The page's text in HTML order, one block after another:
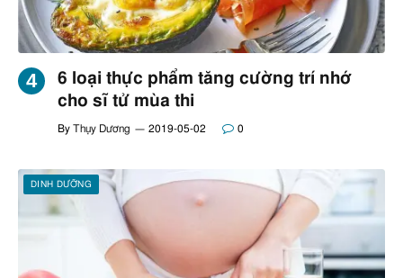
6 loại thực phẩm tăng cường trí nhớ
cho sĩ tử mùa thi
By Thụy Dương 2019-05-02 0
DINH DƯỠNG